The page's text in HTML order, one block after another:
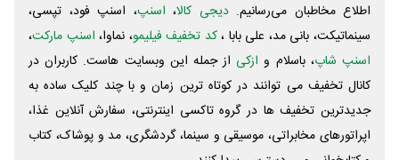
اطلاع مخاطبان می‌رسانیم. دیجی کالا، اسنپ، اسنپ فود، تپسی،
سینماتیکت، بانی مد، علی‌ بابا ،کد تخفیف فیلیمو، نماوا، اسنپ مارکت،
اسنپ شاپ، باسلام و ازکی از جمله این وبسایت ‌هاست. کاربران در
کانال تخفیف می توانند در کوتاه ترین زمان و با چند کلیک ساده به
جدیدترین تخفیف ها در گروه تاکسی اینترنتی، سفارش آنلاین غذا،
اپراتورهای مخابراتی، موسیقی و سینما، گردشگری، مد و پوشاک، کتاب